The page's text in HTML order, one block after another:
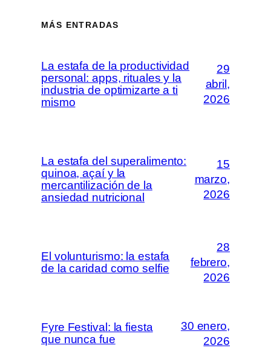
MÁS ENTRADAS
La estafa de la productividad
personal: apps, rituales y la
industria de optimizarte a ti
mismo
29
abril,
2026
La estafa del superalimento:
quinoa, açaí y la
mercantilización de la
ansiedad nutricional
15
marzo,
2026
El volunturismo: la estafa
de la caridad como selfie
28
febrero,
2026
Fyre Festival: la fiesta
que nunca fue
30 enero,
2026